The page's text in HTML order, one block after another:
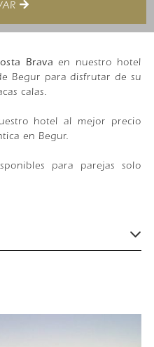
Brava en nuestro hotel
Begur para disfrutar de su
calas.
hotel al mejor precio
en Begur.
para parejas solo